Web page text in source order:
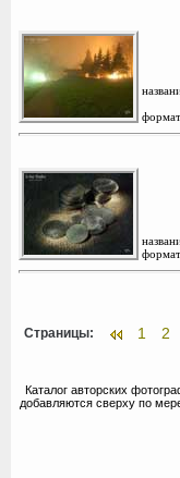
Страницы: 1 2
Каталог авторских
добавляются сверху по